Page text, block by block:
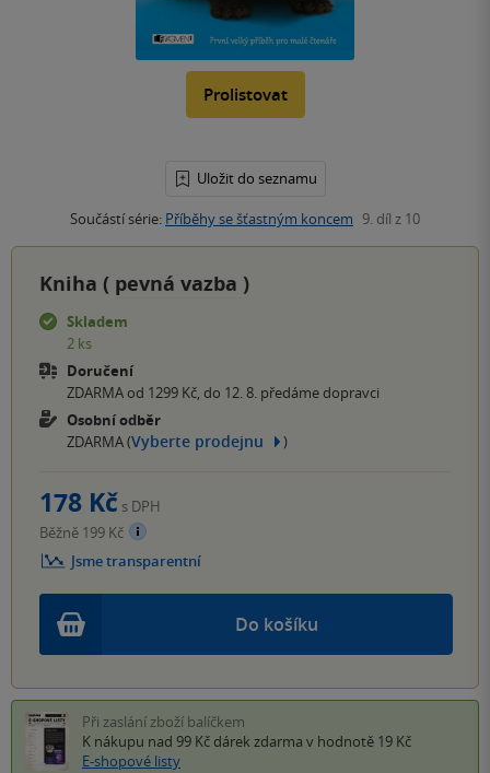
Prolistovat
Uložit do seznamu
Součástí série: Příběhy se šťastným koncem 9. díl z 10
Kniha ( pevná vazba )
Skladem
2 ks
Doručení
ZDARMA od 1299 Kč, do 12. 8. předáme dopravci
Osobní odběr
ZDARMA (Vyberte prodejnu )
Do košíku
178 Kč s DPH
Běžně 199 Kč
Jsme transparentní
Při zaslání zboží balíčkem
K nákupu nad 99 Kč dárek zdarma v hodnotě 19 Kč
E-shopové listy